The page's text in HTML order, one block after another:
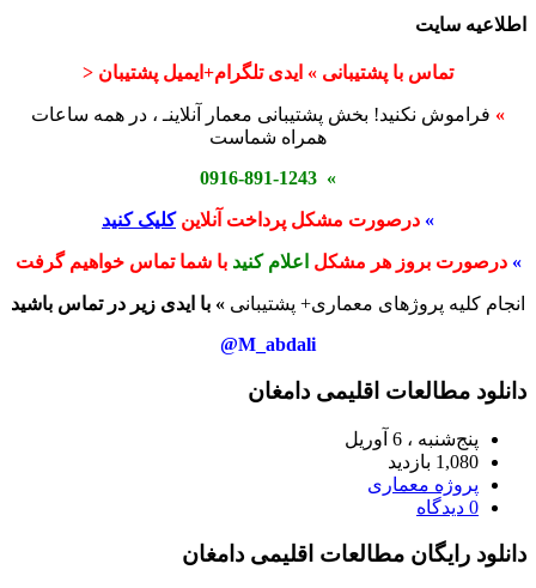
اطلاعیه سایت
تماس با پشتیبانی » ایدی تلگرام+ایمیل پشتیبان <
» فراموش نکنید! بخش پشتیبانی معمار آنلاینـ ، در همه ساعات
همراه شماست
» 0916-891-1243
» درصورت مشکل پرداخت آنلاینکلیک کنید
» درصورت بروز هر مشکل اعلام کنید با شما تماس خواهیم گرفت
انجام کلیه پروژهای معماری+ پشتیبانی » با ایدی زیر در تماس باشید
M_abdali@
دانلود مطالعات اقلیمی دامغان
پنج‌شنبه ، 6 آوریل
1,080 بازدید
پروژه معماری
0 دیدگاه
دانلود رایگان مطالعات اقلیمی دامغان